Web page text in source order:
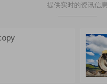
提供实时的资讯信息